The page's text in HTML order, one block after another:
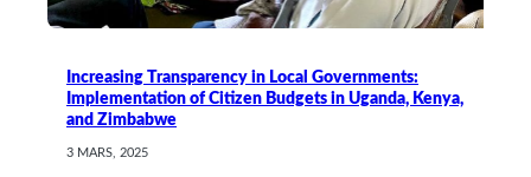
Increasing Transparency in Local Governments:
Implementation of Citizen Budgets in Uganda, Kenya,
and Zimbabwe
3 MARS, 2025